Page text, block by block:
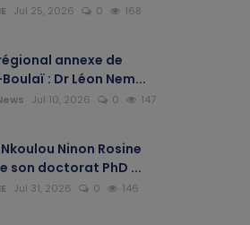
Jul 25, 2026 0 168
annexe de
: Dr Léon Nem...
Jul 10, 2026 0 147
Ninon Rosine
son doctorat PhD ...
Jul 31, 2026 0 146